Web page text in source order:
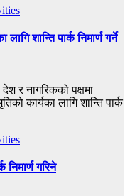
शान्ति पार्क निमार्ण गर्ने
र नागरिकको पक्षमा
कार्यका लागि शान्ति पार्क
निमार्ण गरिने